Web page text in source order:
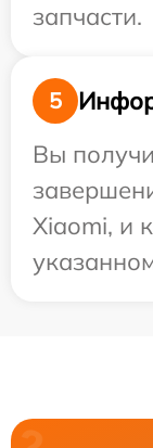
запчасти.
5
Вы
Xiaomi, и